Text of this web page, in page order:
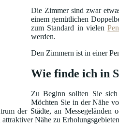
Die Zimmer sind zwar
einem gemütlichen
zum Standard in vielen
werden.
Den Zimmern ist in einer
Wie finde ich in
Zu Beginn sollten Sie sich
Möchten Sie in der Nähe
der Städte, an Messegeländen
Nähe zu